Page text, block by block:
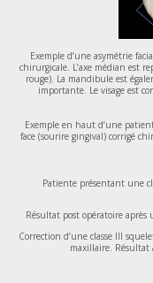
Exemple d’une asymétrie
chirurgicale. L’axe médian est
rouge). La mandibule est
importante. Le visage est
Exemple en haut d’une
face (sourire gingival) corrigé
Patiente présentant une
Résultat post opératoire après
Correction d’une classe III
maxillaire. Résultat